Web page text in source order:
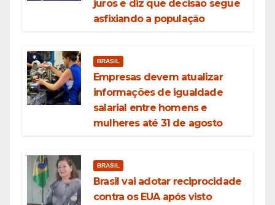
juros e diz que decisão segue
asfixiando a população
BRASIL
Empresas devem atualizar
informações de igualdade
salarial entre homens e
mulheres até 31 de agosto
BRASIL
Brasil vai adotar reciprocidade
contra os EUA após visto